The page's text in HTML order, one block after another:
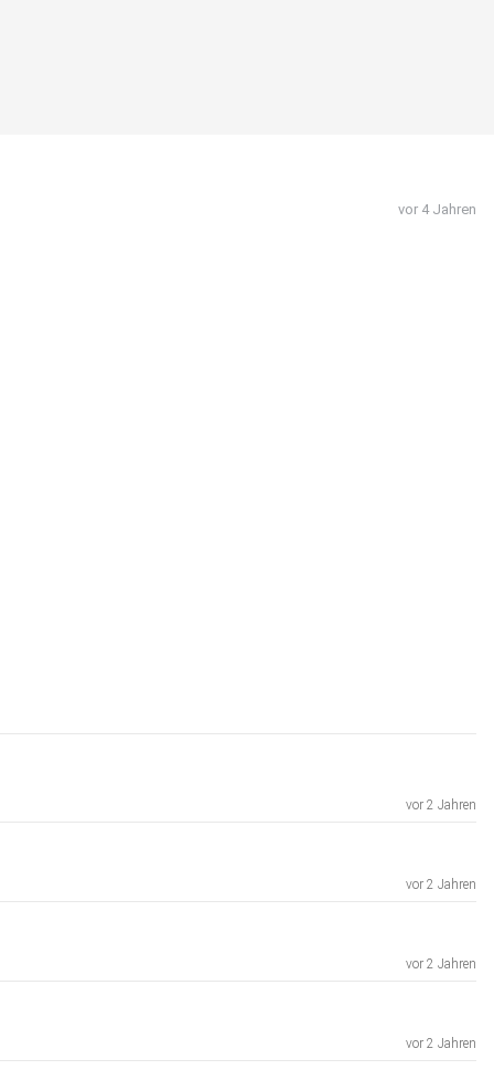
vor 4 Jahren
vor 2 Jahren
vor 2 Jahren
vor 2 Jahren
vor 2 Jahren